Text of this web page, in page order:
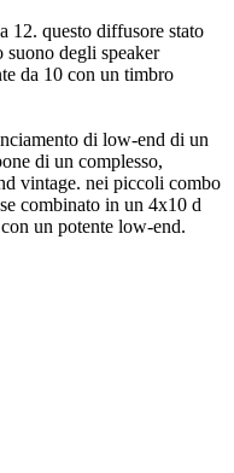
12. questo diffusore stato
suono degli speaker
da 10 con un timbro
di low-end di un
di un complesso,
vintage. nei piccoli combo
combinato in un 4x10 d
un potente low-end.